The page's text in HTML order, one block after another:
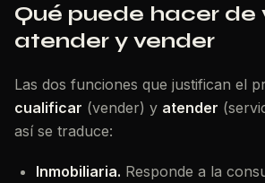
Qué puede hacer de
atender y vender
Las dos funciones que justifican el
cualificar (vender) y atender
así se traduce:
Inmobiliaria. Responde a la